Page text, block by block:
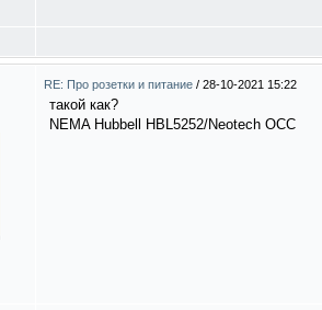
RE: Про розетки и питание / 28-10-2021 15:22
такой как?
NEMA Hubbell HBL5252/Neotech OCC